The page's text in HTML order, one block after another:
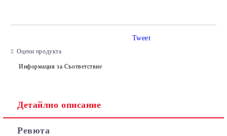
Съгласен съм с
Ние ще се свържем с вас в рамките на работния ден.
Оцени продукта
Информация за Съответствие
Tweet
Детайлно описание
Ревюта